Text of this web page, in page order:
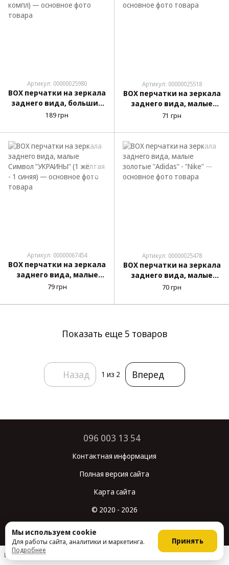
Артикул: 00000025980
BOX перчатки на зеркала
заднего вида, большие
Символ "UKRAINE" (2 шт/
189 грн
Артикул: 00000025518
BOX перчатки на зеркала
заднего вида, малые
Символ "УКРАИНЫ"
71 грн
Артикул: 00000067454
BOX перчатки на зеркала
заднего вида, малые
Символ "УКРАИНЫ" (1
79 грн
Артикул: 00000025478
BOX перчатки на зеркала
заднего вида, малые
золотые "Adidas" - "Nike"
70 грн
Показать еще 5 товаров
Назад 1 из 2 Вперед
096 003 13 54
Контактная информация
Полная версия сайта
Карта сайта
© 2020 - 2026
Интернет-магазин создан с Хорошоп
Мы используем cookie
Для работы сайта, аналитики и маркетинга.
Подробнее
Принять